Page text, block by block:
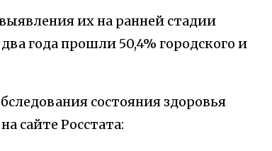
их на ранней стадии
года прошли 50,4% городского и
состояния здоровья
сайте Росстата: